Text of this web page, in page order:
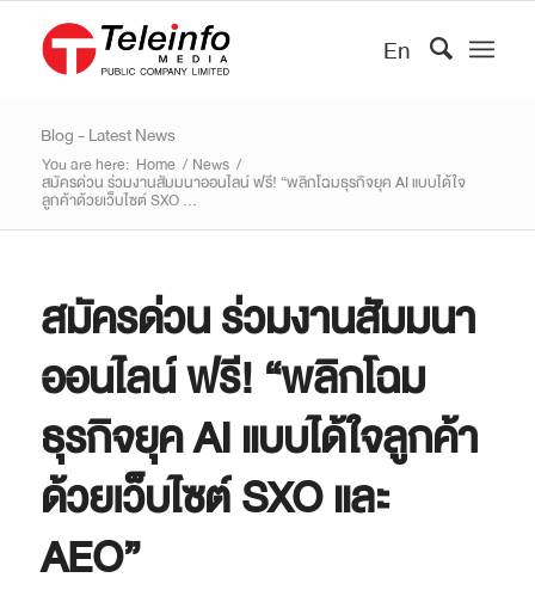
En
Blog - Latest News
You are here: Home / News /
สมัครด่วน ร่วมงานสัมมนาออนไลน์ ฟรี! “พลิกโฉมธุรกิจยุค AI แบบได้ใจ
ลูกค้าด้วยเว็บไซต์ SXO ...
สมัครด่วน ร่วมงานสัมมนา
ออนไลน์ ฟรี! “พลิกโฉม
ธุรกิจยุค AI แบบได้ใจลูกค้า
ด้วยเว็บไซต์ SXO และ
AEO”